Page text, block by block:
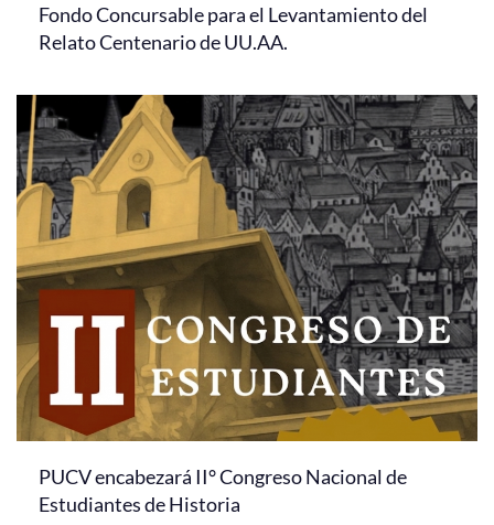
Fondo Concursable para el Levantamiento del
Relato Centenario de UU.AA.
PUCV encabezará II° Congreso Nacional de
Estudiantes de Historia